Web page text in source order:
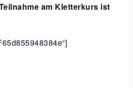
am Kletterkurs ist